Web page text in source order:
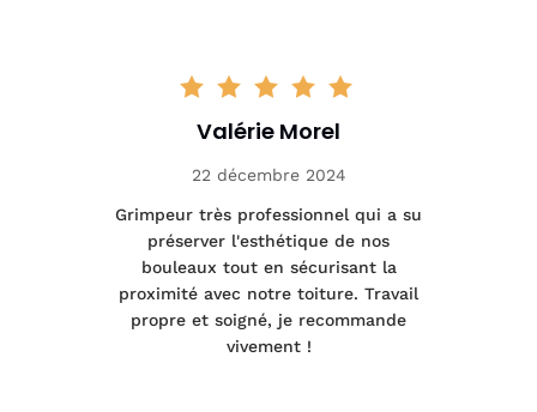
Valérie Morel
22 décembre 2024
Grimpeur très professionnel qui a su
préserver l'esthétique de nos
bouleaux tout en sécurisant la
proximité avec notre toiture. Travail
propre et soigné, je recommande
vivement !